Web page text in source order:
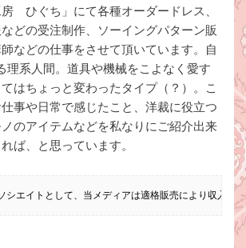
房 ひぐち」にて各種オーダードレス、
どの受注制作、ソーイングパターン販
などの仕事をさせて頂いています。自
理系人間。道具や機械をこよなく愛す
はちょっと変わったタイプ（？）。こ
事や日常で感じたこと、洋裁に役立つ
のアイテムなどを私なりにご紹介出来
れば、と思っています。
シエイトとして、当メディアは適格販売により収入を